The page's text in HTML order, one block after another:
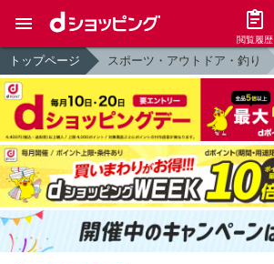
閲覧履歴
トップページ スポーツ・アウトドア・釣り